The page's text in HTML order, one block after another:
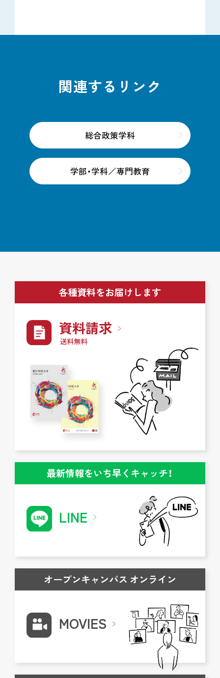
関連するリンク
総合政策学科
学部・学科／専門教育
各種資料をお届けします
資料請求
送料無料
最新情報をいち早くキャッチ！
LINE
オープンキャンパス オンライン
MOVIES